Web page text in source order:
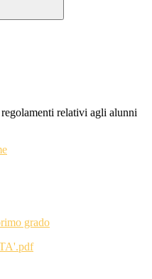
relativi agli alunni
grado